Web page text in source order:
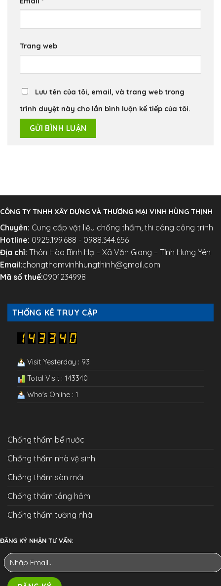
Trang web
Lưu tên của tôi, email, và trang web trong
trình duyệt này cho lần bình luận kế tiếp của tôi.
CÔNG TY TNHH XÂY DỰNG VÀ THƯƠNG MẠI VINH HÙNG THỊNH
Chuyên: Cung cấp vật liệu chống thấm, thi công công trình
Hotline: 0925.199.688 - 0988.344.656
Địa chỉ: Thôn Hòa Bình Hạ – Xã Văn Giang – Tỉnh Hưng Yên
Email:chongthamvinhhungthinh@gmail.com
Mã số thuế:0901234998
THỐNG KÊ TRUY CẬP
Visit Yesterday : 93
Total Visit : 143340
Who's Online : 1
Chống thấm bể nước
Chống thấm nhà vệ sinh
Chống thấm sàn mái
Chống thấm tầng hầm
Chống thấm tường nhà
ĐĂNG KÝ NHẬN TƯ VẤN: